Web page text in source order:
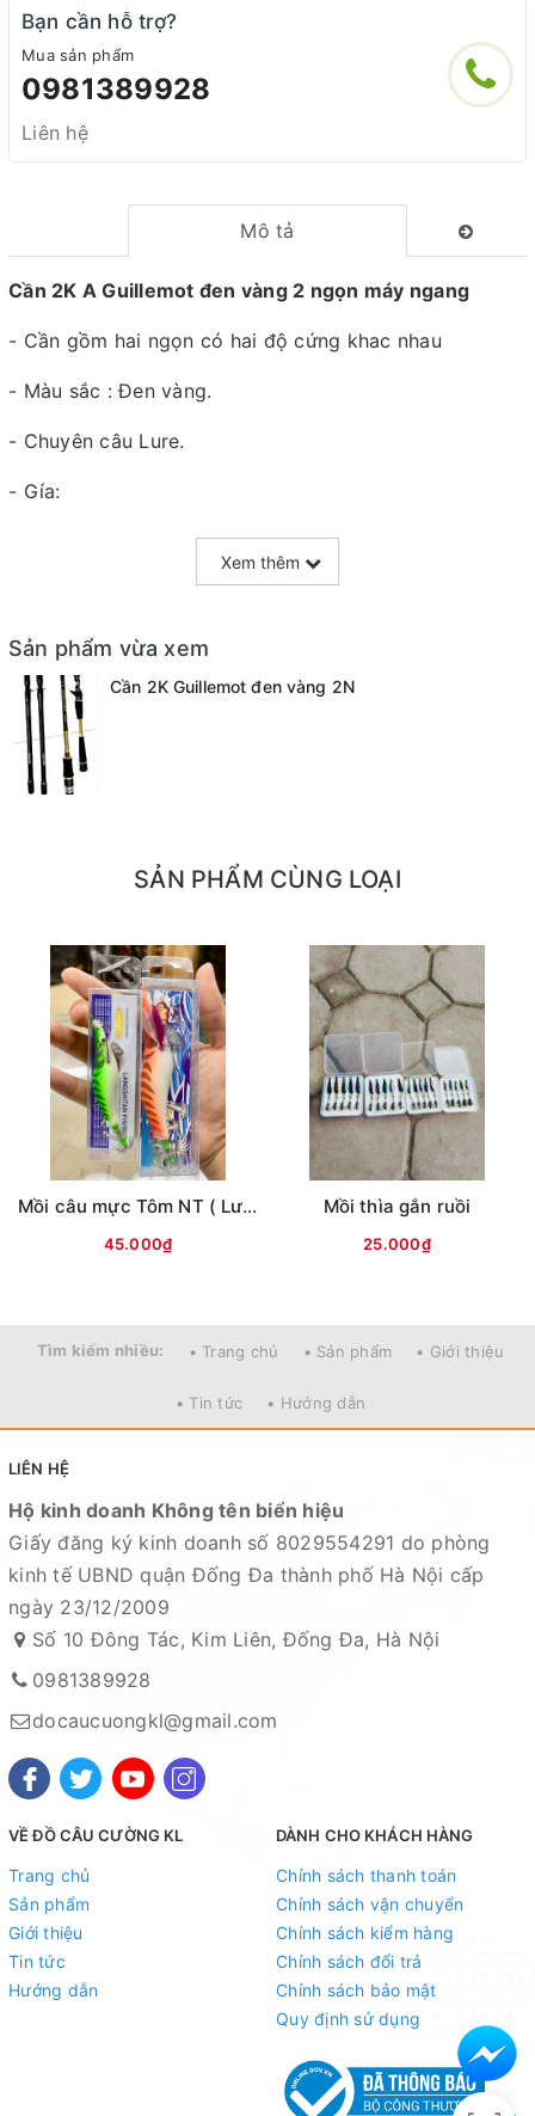
Bạn cần hỗ trợ?
Mua sản phẩm
0981389928
Liên hệ
Mô tả
Cần 2K A Guillemot đen vàng 2 ngọn máy ngang
- Cần gồm hai ngọn có hai độ cứng khac nhau
- Màu sắc : Đen vàng.
- Chuyên câu Lure.
- Gía:
+ C662ML/M : 340.000đ
+ S702ML/M : 350.000đ
Mọi thắc mắc liên hệ SĐT
: 098.138.9928 - 098.902.9066 - 090.565.6668 -
091.258.3939
Đồ câu chính hãng, đúng thông tin mô tả và sản phẩm
đặt mua của khách hàng
thông tin và ảnh đều phù hợp với sản phẩm thực tế
Nếu sản phẩm bị lỗi hoặc xảy ra sự cố trong quá trình
vận chuyển, sử dụng. Chúng tôi sẽ hỗ trợ ngay cho quý
khách hàng và sẽ chịu trách nhiệm hoàn toàn để phục
vụ khách hàng tốt nhất
Fanpage :Đồ câu Cường KL
Facebook:Nguyễn Anhoặc Cường KL Đồ câu
Kênh Thương mại điện tử
https://zalo.me/4190676579548541614
Hà Nội
Xem bản đồ chỉ dẫn đường đi
Chuyên sỉ lẻ toàn quốc - Giao hàng toàn quốc - Nhận
ship COD ( nhận hàng thanh toán )
Xem thêm
Sản phẩm vừa xem
Cần 2K Guillemot đen vàng 2N
SẢN PHẨM CÙNG LOẠI
Mồi câu mực Tôm NT ( Lưng vằn )
45.000₫
Mồi thìa gắn ruồi
25.000₫
Tìm kiếm nhiều: • Trang chủ • Sản phẩm • Giới thiệu
• Tin tức • Hướng dẫn
LIÊN HỆ
Hộ kinh doanh Không tên biển hiệu
Giấy đăng ký kinh doanh số 8029554291 do phòng
kinh tế UBND quận Đống Đa thành phố Hà Nội cấp
ngày 23/12/2009
Số 10 Đông Tác, Kim Liên, Đống Đa, Hà Nội
0981389928
docaucuongkl@gmail.com
VỀ ĐỒ CÂU CƯỜNG KL
Trang chủ
Sản phẩm
Giới thiệu
Tin tức
Hướng dẫn
DÀNH CHO KHÁCH HÀNG
Chính sách thanh toán
Chính sách vận chuyển
Chính sách kiểm hàng
Chính sách đổi trả
Chính sách bảo mật
Quy định sử dụng